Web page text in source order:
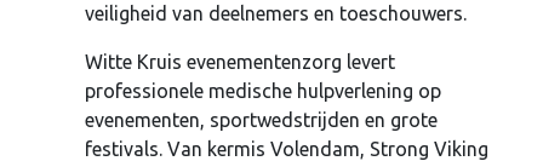
veiligheid van deelnemers en toeschouwers.
Witte Kruis evenementenzorg levert
professionele medische hulpverlening op
evenementen, sportwedstrijden en grote
festivals. Van kermis Volendam, Strong Viking